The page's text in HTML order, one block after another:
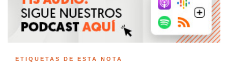
ETIQUETAS DE ESTA NOTA